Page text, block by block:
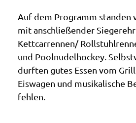
Auf dem Programm standen
mit anschließender
Kettcarrennen/
und Poolnudelhockey.
durften gutes Essen vom
Eiswagen und musikalische
fehlen.